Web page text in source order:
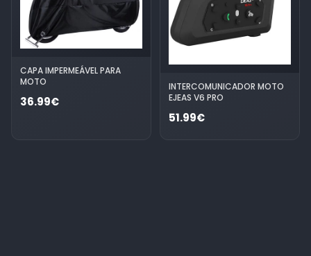
CAPA IMPERMEÁVEL PARA
MOTO
36.99€
INTERCOMUNICADOR MOTO
EJEAS V6 PRO
51.99€